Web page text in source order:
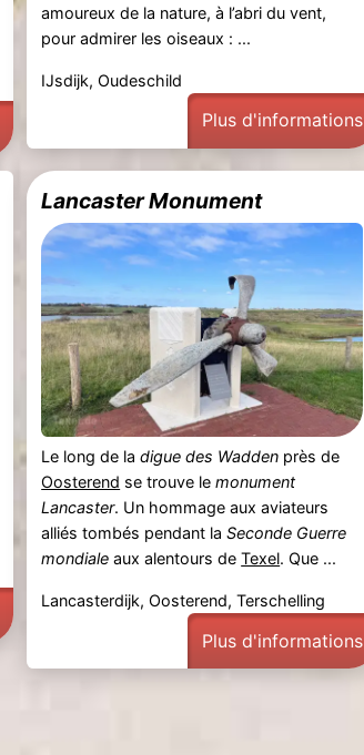
amoureux de la nature, à l’abri du vent,
pour admirer les oiseaux : ...
IJsdijk, Oudeschild
Plus d'informations
Lancaster Monument
Le long de ladigue des Wadden près de
Oosterend se trouve lemonument
Lancaster. Un hommage aux aviateurs
alliés tombés pendant laSeconde Guerre
mondiale aux alentours deTexel. Que ...
Lancasterdijk, Oosterend, Terschelling
Plus d'informations